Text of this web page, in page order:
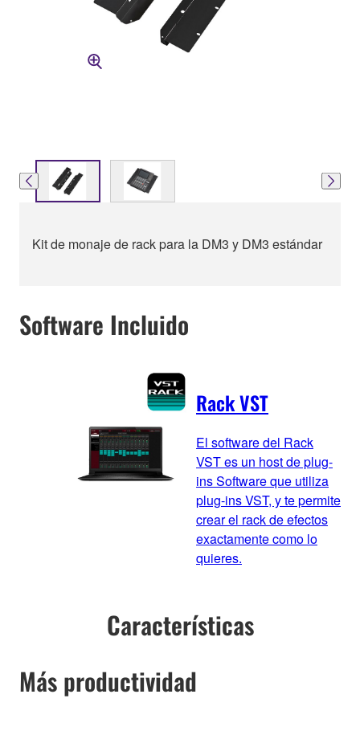
Kit de monaje de rack para la DM3 y DM3 estándar
Software Incluido
Rack VST
El software del Rack
VST es un host de plug-
ins Software que utiliza
plug-ins VST, y te permite
crear el rack de efectos
exactamente como lo
quieres.
Características
Más productividad